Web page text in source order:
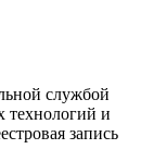
службой
технологий и
запись